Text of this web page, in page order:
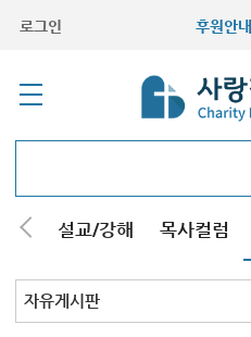
로그인 후원안내
내 설교/강해 목사컬럼
최근등록자료
자유게시판